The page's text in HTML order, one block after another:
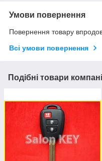
Умови повернення
Повернення товару
Всі умови повернення
Подібні товари